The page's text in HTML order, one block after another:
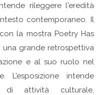
rileggere l'eredità
contemporaneo. Il
la mostra Poetry Has
una grande retrospettiva
e al suo ruolo nel
L’esposizione intende
di attività culturale,